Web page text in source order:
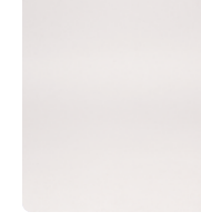
Stadtreinigung
2025 offiziell
ist ab sofort im